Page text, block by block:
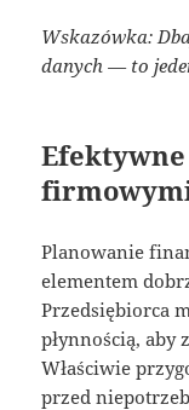
Wskazówka:
danych — to
Planowanie
elementem
Przedsiębiorca
płynnością, aby
Właściwie
przed